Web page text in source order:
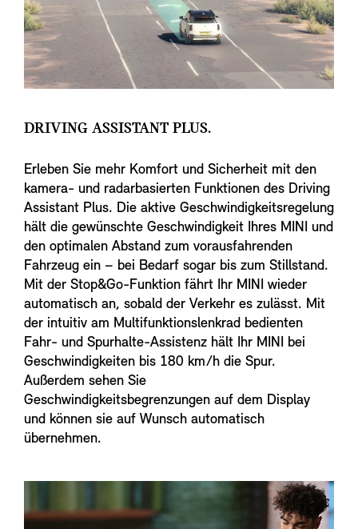
DRIVING ASSISTANT PLUS.
Erleben Sie mehr Komfort und Sicherheit mit den
kamera- und radarbasierten Funktionen des Driving
Assistant Plus. Die aktive Geschwindigkeitsregelung
hält die gewünschte Geschwindigkeit Ihres MINI und
den optimalen Abstand zum vorausfahrenden
Fahrzeug ein – bei Bedarf sogar bis zum Stillstand.
Mit der Stop&Go-Funktion fährt Ihr MINI wieder
automatisch an, sobald der Verkehr es zulässt. Mit
der intuitiv am Multifunktionslenkrad bedienten
Fahr- und Spurhalte-Assistenz hält Ihr MINI bei
Geschwindigkeiten bis 180 km/h die Spur.
Außerdem sehen Sie
Geschwindigkeitsbegrenzungen auf dem Display
und können sie auf Wunsch automatisch
übernehmen.